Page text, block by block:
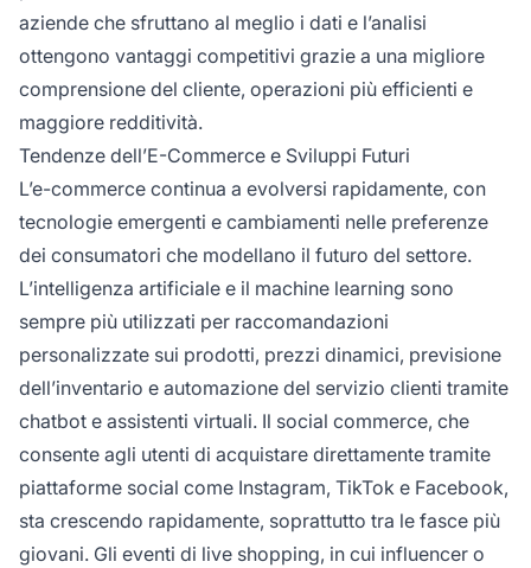
aziende che sfruttano al meglio i dati e l’analisi
ottengono vantaggi competitivi grazie a una migliore
comprensione del cliente, operazioni più efficienti e
maggiore redditività.
Tendenze dell’E-Commerce e Sviluppi Futuri
L’e-commerce continua a evolversi rapidamente, con
tecnologie emergenti e cambiamenti nelle preferenze
dei consumatori che modellano il futuro del settore.
L’intelligenza artificiale e il machine learning sono
sempre più utilizzati per raccomandazioni
personalizzate sui prodotti, prezzi dinamici, previsione
dell’inventario e automazione del servizio clienti tramite
chatbot e assistenti virtuali. Il social commerce, che
consente agli utenti di acquistare direttamente tramite
piattaforme social come Instagram, TikTok e Facebook,
sta crescendo rapidamente, soprattutto tra le fasce più
giovani. Gli eventi di live shopping, in cui influencer o